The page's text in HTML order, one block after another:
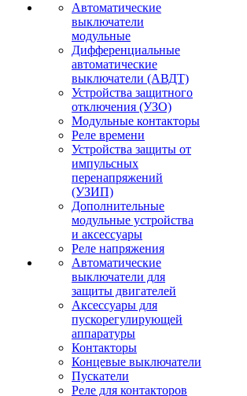
Автоматические
выключатели
модульные
Дифференциальные
автоматические
выключатели (АВДТ)
Устройства защитного
отключения (УЗО)
Модульные контакторы
Реле времени
Устройства защиты от
импульсных
перенапряжений
(УЗИП)
Дополнительные
модульные устройства
и аксессуары
Реле напряжения
Автоматические
выключатели для
защиты двигателей
Аксессуары для
пускорегулирующей
аппаратуры
Контакторы
Концевые выключатели
Пускатели
Реле для контакторов